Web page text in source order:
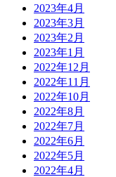
2023年4月
2023年3月
2023年2月
2023年1月
2022年12月
2022年11月
2022年10月
2022年8月
2022年7月
2022年6月
2022年5月
2022年4月